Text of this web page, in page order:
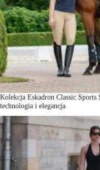
Kolekcja Eskadron Classic Sports
technologia i elegancja